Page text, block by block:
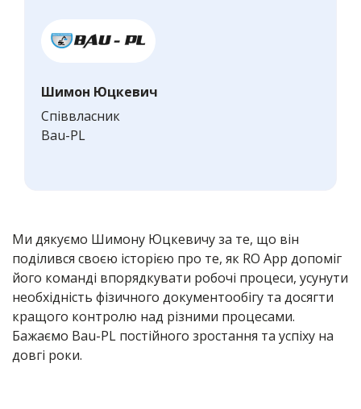
Шимон Юцкевич
Співвласник
Bau-PL
Ми дякуємо Шимону Юцкевичу за те, що він
поділився своєю історією про те, як RO App допоміг
його команді впорядкувати робочі процеси, усунути
необхідність фізичного документообігу та досягти
кращого контролю над різними процесами.
Бажаємо Bau-PL постійного зростання та успіху на
довгі роки.